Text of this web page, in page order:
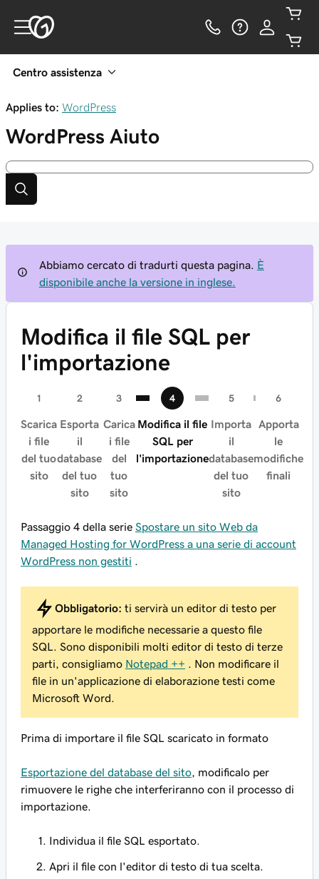
Centro assistenza
Applies to: WordPress
WordPress Aiuto
Abbiamo cercato di tradurti questa pagina.
È
disponibile anche la versione in inglese.
Modifica il file SQL per
l'importazione
Scarica
i file
del tuo
sito
Esporta
il
database
del tuo
sito
Carica
i file
del
tuo
sito
Modifica il file
SQL per
l'importazione
Importa
il
database
del tuo
sito
Apporta
le
modifiche
finali
Passaggio 4 della serie Spostare un sito Web da
Managed Hosting for WordPress a una serie di account
WordPress non gestiti
Obbligatorio: ti servirà un editor di testo per
apportare le modifiche necessarie a questo file
SQL. Sono disponibili molti editor di testo di terze
parti, consigliamo Notepad ++ . Non modificare il
file in un'applicazione di elaborazione testi come
Microsoft Word.
Prima di importare il file SQL scaricato in formato
Esportazione del database del sito , modificalo per
rimuovere le righe che interferiranno con il processo di
importazione.
Individua il file SQL esportato.
Apri il file con l'editor di testo di tua scelta.